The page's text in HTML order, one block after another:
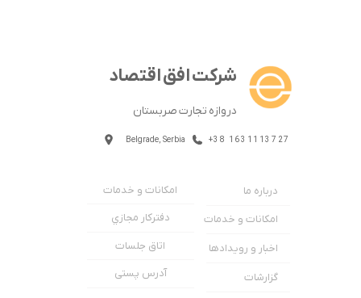
شرکت افق اقتصاد
دروازه تجارت صربستان
Belgrade, Serbia +38 1631113727
درباره ما
امکانات و خدمات
اخبار و رویدادها
گزارشات
امکانات و خدمات
دفترکار مجازي
اتاق جلسات
آدرس پستی